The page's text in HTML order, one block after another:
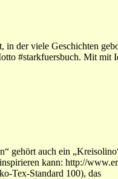
der viele Geschichten
#starkfuersbuch. Mit
gehört auch ein
kann: http://
Tex-Standard 100), das